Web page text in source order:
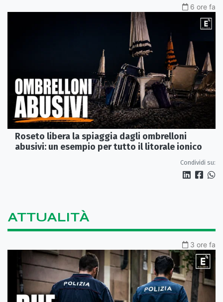
6 ore fa
Roseto libera la spiaggia dagli ombrelloni
abusivi: un esempio per tutto il litorale ionico
Condividi su:
ATTUALITÀ
3 ore fa